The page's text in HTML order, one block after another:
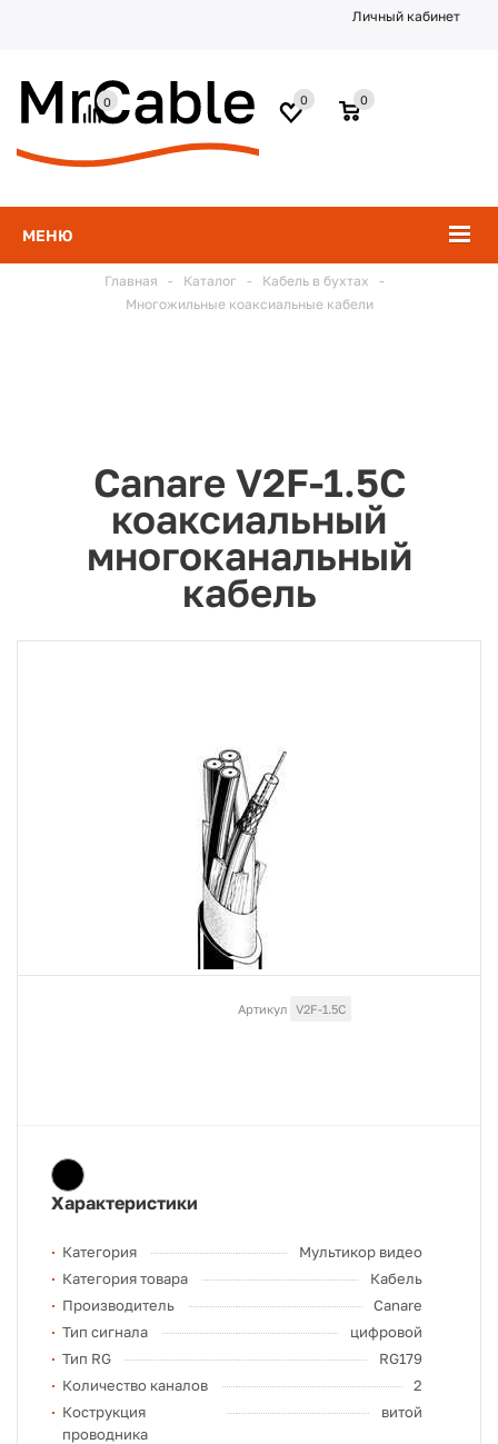
Личный кабинет
МЕНЮ
0
0
0
Главная - Каталог - Кабель в бухтах
-
Многожильные коаксиальные кабели
Canare V2F-1.5C
коаксиальный
многоканальный
кабель
Артикул V2F-1.5C
Характеристики
Категория
Мультикор видео
Категория товара
Кабель
Производитель
Canare
Тип сигнала
цифровой
Тип RG
RG179
Количество каналов
2
Кострукция
проводника
витой